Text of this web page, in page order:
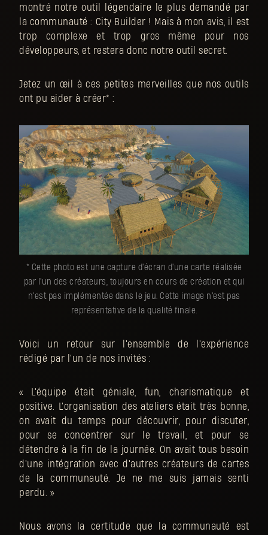
montré notre outil légendaire le plus demandé par
la communauté : City Builder ! Mais à mon avis, il est
trop complexe et trop gros même pour nos
développeurs, et restera donc notre outil secret.
Jetez un œil à ces petites merveilles que nos outils
ont pu aider à créer* :
* Cette photo est une capture d'écran d'une carte réalisée
par l'un des créateurs, toujours en cours de création et qui
n'est pas implémentée dans le jeu. Cette image n'est pas
représentative de la qualité finale.
Voici un retour sur l'ensemble de l'expérience
rédigé par l'un de nos invités :
« L'équipe était géniale, fun, charismatique et
positive. L'organisation des ateliers était très bonne,
on avait du temps pour découvrir, pour discuter,
pour se concentrer sur le travail, et pour se
détendre à la fin de la journée. On avait tous besoin
d'une intégration avec d'autres créateurs de cartes
de la communauté. Je ne me suis jamais senti
perdu. »
Nous avons la certitude que la communauté est